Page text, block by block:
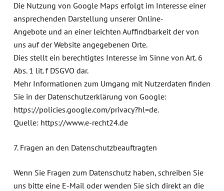
Die Nutzung von Google Maps erfolgt im Interesse einer
ansprechenden Darstellung unserer Online-
Angebote und an einer leichten Auffindbarkeit der von
uns auf der Website angegebenen Orte.
Dies stellt ein berechtigtes Interesse im Sinne von Art. 6
Abs. 1 lit. f DSGVO dar.
Mehr Informationen zum Umgang mit Nutzerdaten finden
Sie in der Datenschutzerklärung von Google:
https://policies.google.com/privacy?hl=de.
Quelle: https://www.e-recht24.de
7. Fragen an den Datenschutzbeauftragten
Wenn Sie Fragen zum Datenschutz haben, schreiben Sie
uns bitte eine E-Mail oder wenden Sie sich direkt an die